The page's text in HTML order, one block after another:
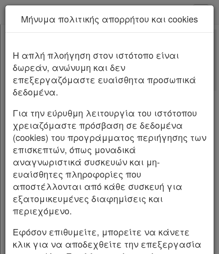
Κεφαλίδα
Σώμα
Υπογραφές
Νέα υπηρεσία Kodiko Assistant.Περισσότερα
Αριθμ.187904ΦΕΚ Δ 427/27.05.2026
Κήρυξη ως αναδασωτέας, έκτασης εμβαδού
1.551,57 τ.μ. στη θέση «Κοκκινιά», περιοχής
Τροιζήνας, περιφέρειας του Δήμου
Τροιζηνίας-Μεθάνων, Περιφερειακής
Ενότητας Νήσων.
Ο ΓΕΝΙΚΟΣ ΓΡΑΜΜΑΤΕΑΣ ΔΑΣΩΝ TΟY
ΥΠΟΥΡΓΕΙΟΥ ΠΕΡΙΒΑΛΛΟΝΤΟΣ ΚΑΙ ΕΝΕΡΓΕΙΑΣ
Έχοντας υπόψη: 1. Την παρ. 1 του άρθρου 24
και την παρ. 3 του άρθρου 117 του
Συντάγματος.
2. Την παρ. 1 του άρθρου 38 και τις παρ. 1 και 3
Μήνυμα πολιτικής απορρήτου και cookies
H απλή πλοήγηση στον ιστότοπο είναι
δωρεάν, ανώνυμη και δεν
επεξεργαζόμαστε ευαίσθητα προσωπικά
δεδομένα.
Για την εύρυθμη λειτουργία του ιστότοπου
χρειαζόμαστε πρόσβαση σε δεδομένα
(cookies) του προγράμματος περιήγησης των
επισκεπτών, όπως μοναδικά
αναγνωριστικά συσκευών και μη-
ευαίσθητες πληροφορίες που
αποστέλλονται από κάθε συσκευή για
εξατομικευμένες διαφημίσεις και
περιεχόμενο.
Εφόσον επιθυμείτε, μπορείτε να κάνετε
κλικ για να αποδεχθείτε την επεξεργασία